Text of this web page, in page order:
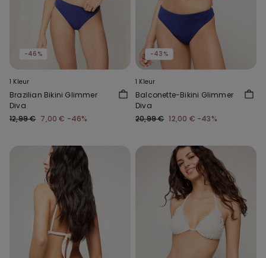
-46%
1 Kleur
Brazilian Bikini Glimmer
Diva
12,99 € 7,00 € -46%
-43%
1 Kleur
Balconette-Bikini Glimmer
Diva
20,99 € 12,00 € -43%